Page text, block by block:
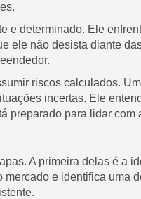
e determinado. Ele
ele não desista diante
riscos calculados.
incertas. Ele
preparado para lidar com
A primeira delas é a
e identifica uma